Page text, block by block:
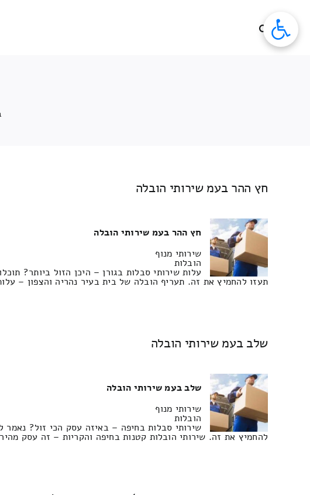
חץ ההר בעמ שירותי הובלה
חץ ההר בעמ שירותי הובלה
שירותי מנוף
הובלות
עלות שירותי סבלות בגורן – היכן הזול ביותר?
תעזו להחמיץ את זה. תעריף הובלה של בית בעיר נהריה והצפון –
שלב בעמ שירותי הובלה
שלב בעמ שירותי הובלה
שירותי מנוף
הובלות
שירותי סבלות בחיפה – באיזה עסק הכי זול?
להחמיץ את זה. שירותי הובלות קטנות בחיפה והקריות – זה עסק